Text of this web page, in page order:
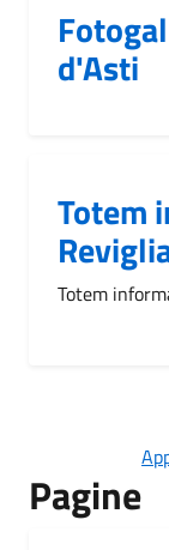
d'Asti
Totem
Totem
Pagine